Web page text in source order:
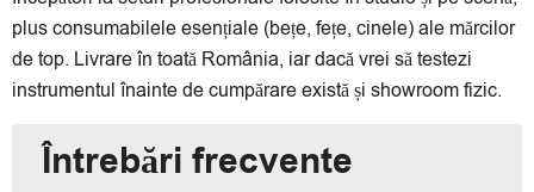
plus consumabilele esențiale (bețe, fețe, cinele) ale mărcilor
de top. Livrare în toată România, iar dacă vrei să testezi
instrumentul înainte de cumpărare există și showroom fizic.
Întrebări frecvente